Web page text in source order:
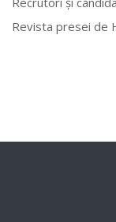
Revista presei de